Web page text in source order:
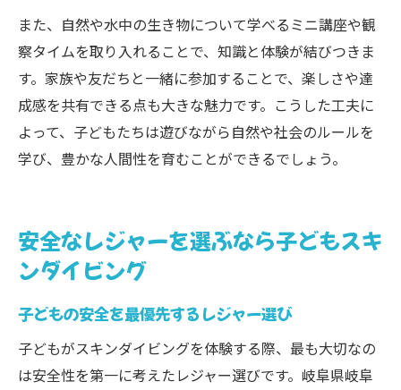
また、自然や水中の生き物について学べるミニ講座や観
察タイムを取り入れることで、知識と体験が結びつきま
す。家族や友だちと一緒に参加することで、楽しさや達
成感を共有できる点も大きな魅力です。こうした工夫に
よって、子どもたちは遊びながら自然や社会のルールを
学び、豊かな人間性を育むことができるでしょう。
安全なレジャーを選ぶなら子どもスキ
ンダイビング
子どもの安全を最優先するレジャー選び
子どもがスキンダイビングを体験する際、最も大切なの
は安全性を第一に考えたレジャー選びです。岐阜県岐阜